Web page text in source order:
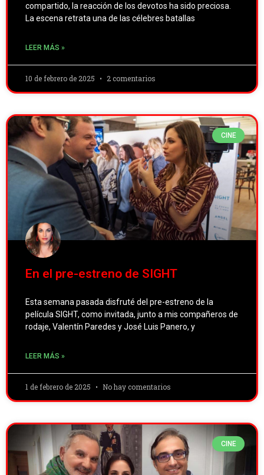
compartido, la reacción de los devotos ha sido preciosa.
La escena retrata una de las célebres batallas
LEER MÁS »
10 de febrero de 2025 2 comentarios
CINE
En el pre-estreno de SIGHT
Esta semana pasada disfruté del pre-estreno de la
película SIGHT, como invitada, junto a mis compañeros de
rodaje, Valentín Paredes y José Luis Panero, y
LEER MÁS »
1 de febrero de 2025 No hay comentarios
CINE